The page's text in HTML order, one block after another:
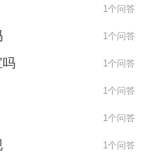
1个问答
1个问答
吗 1个问答
1个问答
1个问答
1个问答